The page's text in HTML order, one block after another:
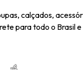
calçados,
para todo o Brasil